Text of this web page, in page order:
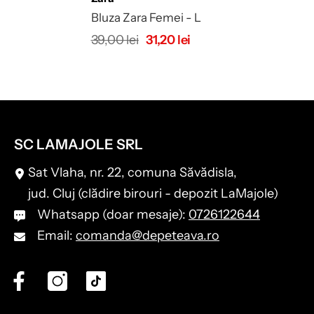
Bluza Zara Femei - L
39,00 lei 31,20 lei
SC LAMAJOLE SRL
Sat Vlaha, nr. 22, comuna Săvădisla,
jud. Cluj (clădire birouri - depozit LaMajole)
Whatsapp (doar mesaje): 0726122644
Email: comanda@depeteava.ro